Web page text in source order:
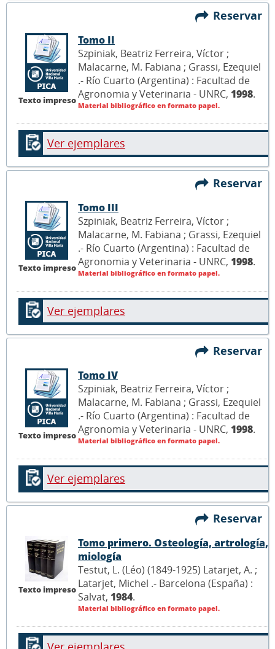
Reservar
Texto impreso
Tomo II
Szpiniak, Beatriz Ferreira, Víctor ;
Malacarne, M. Fabiana ; Grassi, Ezequiel
.- Río Cuarto (Argentina) : Facultad de
Agronomia y Veterinaria - UNRC, 1998.
Material bibliográfico en formato papel.
Ver ejemplares
Reservar
Texto impreso
Tomo III
Szpiniak, Beatriz Ferreira, Víctor ;
Malacarne, M. Fabiana ; Grassi, Ezequiel
.- Río Cuarto (Argentina) : Facultad de
Agronomia y Veterinaria - UNRC, 1998.
Material bibliográfico en formato papel.
Ver ejemplares
Reservar
Texto impreso
Tomo IV
Szpiniak, Beatriz Ferreira, Víctor ;
Malacarne, M. Fabiana ; Grassi, Ezequiel
.- Río Cuarto (Argentina) : Facultad de
Agronomia y Veterinaria - UNRC, 1998.
Material bibliográfico en formato papel.
Ver ejemplares
Reservar
Texto impreso
Tomo primero. Osteología, artrología,
miología
Testut, L. (Léo) (1849-1925) Latarjet, A. ;
Latarjet, Michel .- Barcelona (España) :
Salvat, 1984.
Material bibliográfico en formato papel.